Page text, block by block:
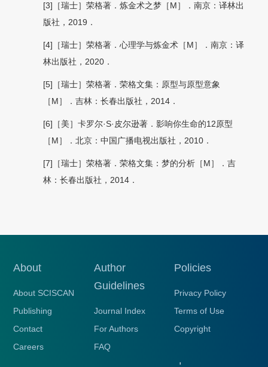
[3]［瑞士］荣格著．炼金术之梦［M］．南京：译林出
版社，2019．
[4]［瑞士］荣格著．心理学与炼金术［M］．南京：译
林出版社，2020．
[5]［瑞士］荣格著．荣格文集：原型与原型意象
［M］．吉林：长春出版社，2014．
[6]［美］卡罗尔·S·皮尔逊著．影响你生命的12原型
［M］．北京：中国广播电视出版社，2010．
[7]［瑞士］荣格著．荣格文集：梦的分析［M］．吉
林：长春出版社，2014．
About
About SCISCAN
Publishing
Contact
Careers
Author
Guidelines
Journal Index
For Authors
FAQ
Policies
Privacy Policy
Terms of Use
Copyright